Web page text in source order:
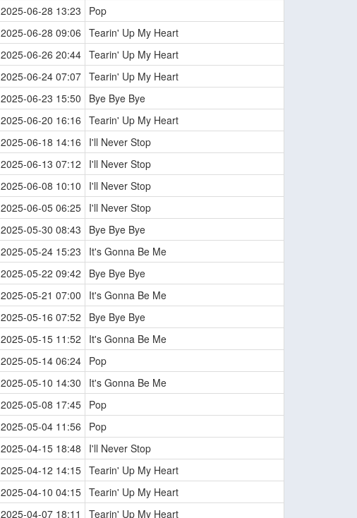
2025-06-28 13:23
Pop
2025-06-28 09:06
Tearin' Up My Heart
2025-06-26 20:44 Tearin' Up My Heart
2025-06-24 07:07 Tearin' Up My Heart
2025-06-23 15:50
Bye Bye Bye
2025-06-20 16:16
Tearin' Up My Heart
2025-06-18 14:16
I'll Never Stop
2025-06-13 07:12
I'll Never Stop
2025-06-08 10:10
I'll Never Stop
2025-06-05 06:25 I'll Never Stop
2025-05-30 08:43
Bye Bye Bye
2025-05-24 15:23
It's Gonna Be Me
2025-05-22 09:42
Bye Bye Bye
2025-05-21 07:00
It's Gonna Be Me
2025-05-16 07:52
Bye Bye Bye
2025-05-15 11:52
It's Gonna Be Me
2025-05-14 06:24 Pop
2025-05-10 14:30
It's Gonna Be Me
2025-05-08 17:45 Pop
2025-05-04 11:56
Pop
2025-04-15 18:48
I'll Never Stop
2025-04-12 14:15 Tearin' Up My Heart
2025-04-10 04:15 Tearin' Up My Heart
2025-04-07 18:11
Tearin' Up My Heart